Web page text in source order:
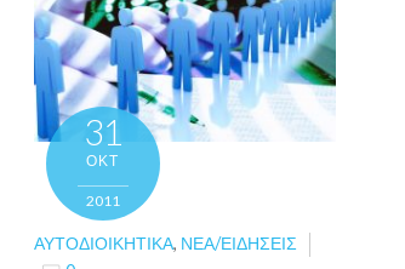
31
ΟΚΤ
2011
ΑΥΤΟΔΙΟΙΚΗΤΙΚΆ, ΝΈΑ/ΕΙΔΉΣΕΙΣ